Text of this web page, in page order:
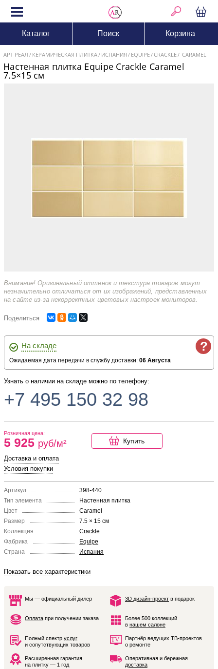
Каталог Поиск Корзина
АРТ РЕАЛ КЕРАМИЧЕСКАЯ ПЛИТКА ИСПАНИЯ EQUIPE CRACKLE CARAMEL
Настенная плитка Equipe Crackle Caramel
7.5×15 см
Внимание! Оригинальный оттенок и текстура товаров могут
незначительно отличаться от их изображений, представленных
на сайте из-за некорректных цветовых настроек мониторов.
Поделиться
?
На складе
Ожидаемая дата передачи в службу доставки: 06 Августа
Узнать о наличии на складе можно по телефону:
+7 495 150 32 98
Розничная цена:
5 925 руб/м² Купить
Доставка и оплата
Условия покупки
Артикул
398-440
Тип элемента
Настенная плитка
Цвет
Caramel
Размер
7.5 × 15 см
Коллекция
Crackle
Фабрика
Equipe
Страна
Испания
Показать все характеристики
Мы — официальный дилер 3D дизайн-проект в подарок
Оплата при получении заказа
Более 500 коллекций
в нашем салоне
Полный спектр услуг
и сопутствующих товаров
Партнёр ведущих ТВ-проектов
о ремонте
Расширенная гарантия
на плитку — 1 год
Оперативная и бережная
доставка